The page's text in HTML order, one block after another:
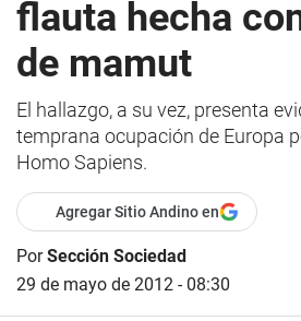
flauta hecha
de mamut
El hallazgo, a su vez, presenta
temprana ocupación de Europa
Homo Sapiens.
Agregar Sitio Andino en
PorSección Sociedad
29 de mayo de 2012 - 08:30